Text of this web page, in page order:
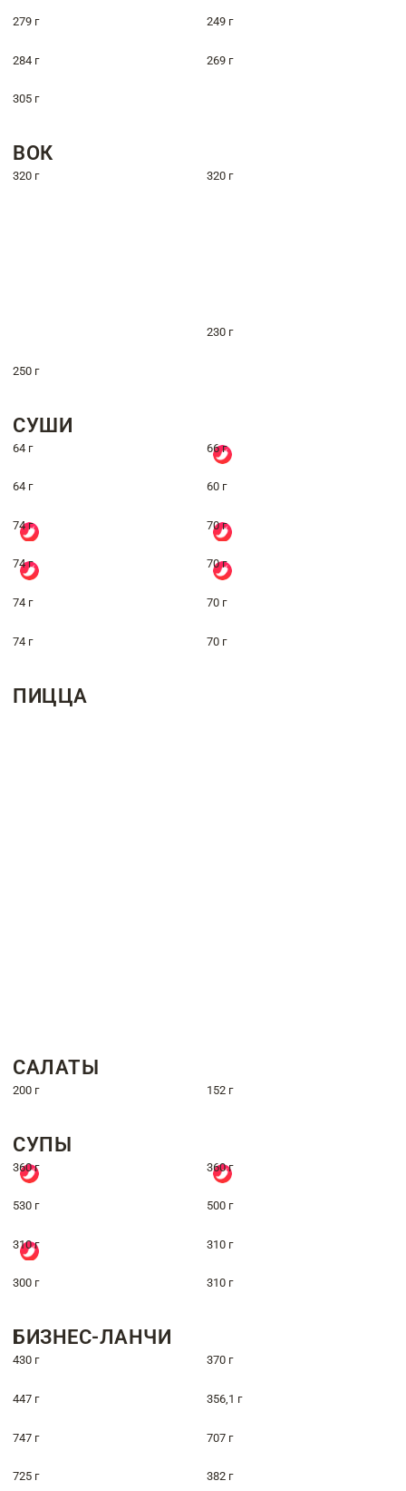
279 г 249 г
284 г 269 г
305 г
ВОК
320 г 320 г
230 г
250 г
СУШИ
64 г 66 г
64 г 60 г
74 г 70 г
74 г 70 г
74 г 70 г
74 г 70 г
ПИЦЦА
САЛАТЫ
200 г 152 г
СУПЫ
360 г 360 г
530 г 500 г
310 г 310 г
300 г 310 г
БИЗНЕС-ЛАНЧИ
430 г 370 г
447 г 356,1 г
747 г 707 г
725 г 382 г